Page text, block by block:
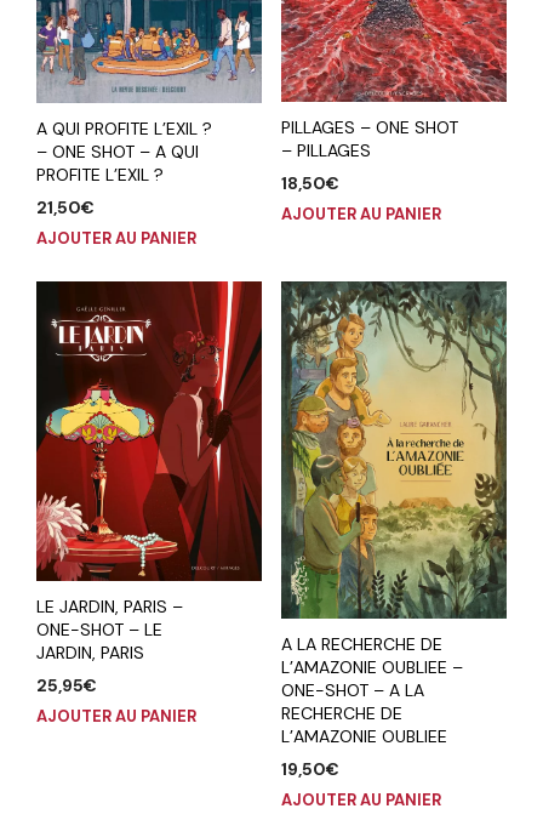
A QUI PROFITE L’EXIL ?
– ONE SHOT – A QUI
PROFITE L’EXIL ?
21,50€
AJOUTER AU PANIER
PILLAGES – ONE SHOT
– PILLAGES
18,50€
AJOUTER AU PANIER
LE JARDIN, PARIS –
ONE-SHOT – LE
JARDIN, PARIS
25,95€
AJOUTER AU PANIER
A LA RECHERCHE DE
L’AMAZONIE OUBLIEE –
ONE-SHOT – A LA
RECHERCHE DE
L’AMAZONIE OUBLIEE
19,50€
AJOUTER AU PANIER